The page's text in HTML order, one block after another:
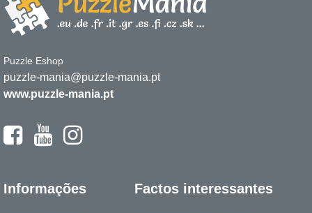
Puzzle Eshop
puzzle-mania@puzzle-mania.pt
www.puzzle-mania.pt
Informações Factos interessantes